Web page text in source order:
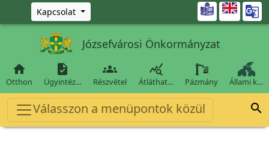
Ugrás a fő tartalomra
Kapcsolat 
Józsefvárosi Önkormányzat

Otthon

Ügyintéz…

Részvétel

Átláthat… Pázmány Állami k…
Válasszon a menüpontok közül 